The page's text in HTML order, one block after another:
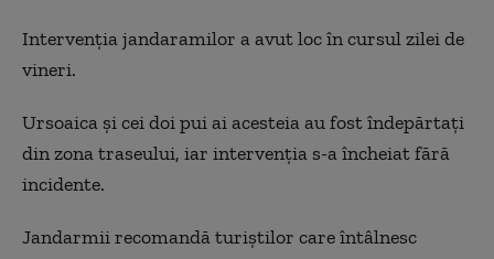
Intervenţia jandaramilor a avut loc în cursul zilei de
vineri.
Ursoaica şi cei doi pui ai acesteia au fost îndepărtaţi
din zona traseului, iar intervenţia s-a încheiat fără
incidente.
Jandarmii recomandă turiştilor care întâlnesc